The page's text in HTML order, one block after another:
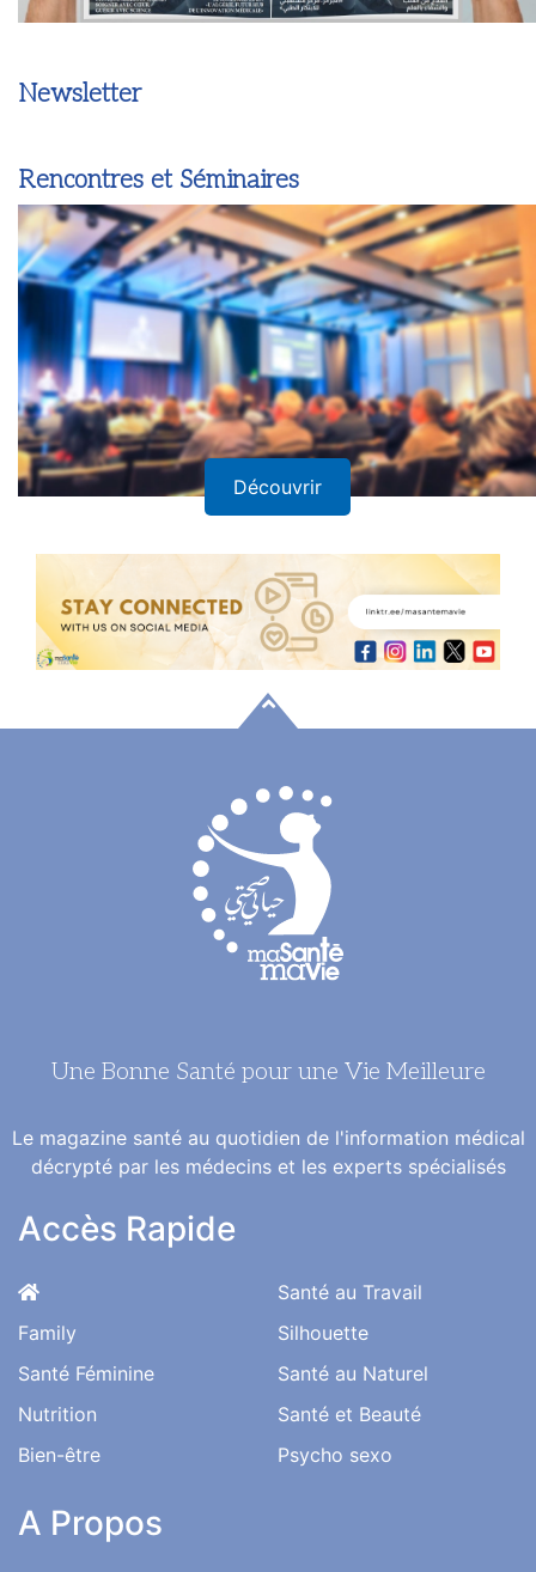
Newsletter
Rencontres et Séminaires
Découvrir
Une Bonne Santé pour une Vie Meilleure
Le magazine santé au quotidien de l'information médical
décrypté par les médecins et les experts spécialisés
Accès Rapide
Family
Santé Féminine
Nutrition
Bien-être
Santé au Travail
Silhouette
Santé au Naturel
Santé et Beauté
Psycho sexo
A Propos